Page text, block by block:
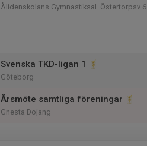
Ålidenskolans Gymnastiksal. Östertorpsv.6
Svenska TKD-ligan 1
Göteborg
Årsmöte samtliga föreningar
Gnesta Dojang